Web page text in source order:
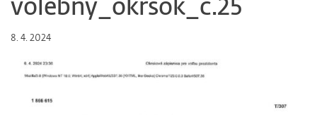
8. 4. 2024